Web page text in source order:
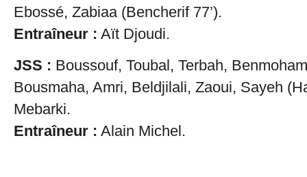
Ebossé, Zabiaa (Bencherif 77’).
Entraîneur : Aït Djoudi.
JSS : Boussouf, Toubal, Terbah,
Bousmaha, Amri, Beldjilali, Zaoui, Sayeh
Mebarki.
Entraîneur : Alain Michel.